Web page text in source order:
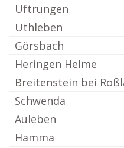
Uftrungen
Uthleben
Görsbach
Heringen Helme
Breitenstein bei
Schwenda
Auleben
Hamma